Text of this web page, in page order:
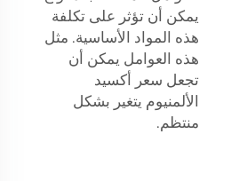
يمكن أن تؤثر على تكلفة
هذه المواد الأساسية. مثل
هذه العوامل يمكن أن
تجعل سعر أكسيد
الألمنيوم يتغير بشكل
منتظم.